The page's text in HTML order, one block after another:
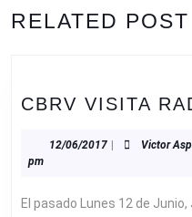
anterior:
RELATED POST
CBRV VISITA
12/06/201712/06/2017
| Victor
pm
El pasado Lunes 12 de